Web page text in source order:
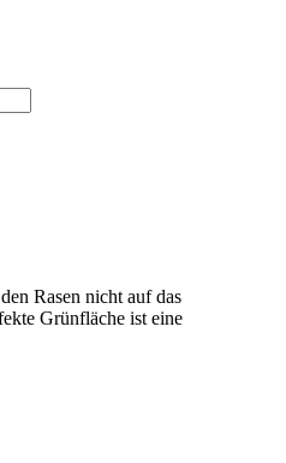
Rasen nicht auf das
Grünfläche ist eine